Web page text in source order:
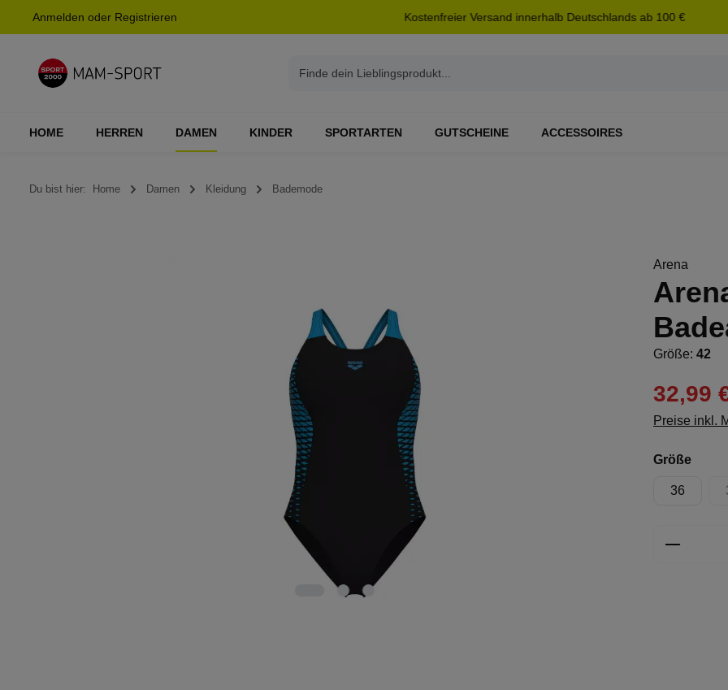
Zur Hauptnavigation springen
Anmelden oder Registrieren Kostenfreier Versand innerhalb Deutschlands ab 100 €
HOME HERREN DAMEN KINDER SPORTARTEN GUTSCHEINE ACCESSOIRES
Du bist hier: Home Damen Kleidung Bademode
Arena
Größe: 42
32,99
Preise inkl.
Größe
36